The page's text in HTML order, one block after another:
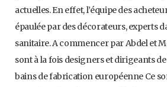
actuelles. En effet, l’équipe des
épaulée par des décorateurs, experts
sanitaire. A commencer par Abdel et
sont à la fois designers et dirigeants de
bains de fabrication européenne Ce